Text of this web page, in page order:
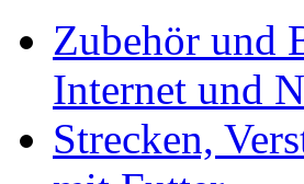
Zubehör und
Internet und
Strecken,